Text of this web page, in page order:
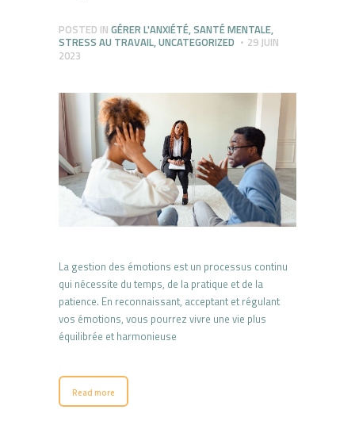
POSTED IN GÉRER L'ANXIÉTÉ,SANTÉ MENTALE,
STRESS AU TRAVAIL,UNCATEGORIZED
29 JUIN
2023
La gestion des émotions est un processus continu
qui nécessite du temps, de la pratique et de la
patience. En reconnaissant, acceptant et régulant
vos émotions, vous pourrez vivre une vie plus
équilibrée et harmonieuse
Read more